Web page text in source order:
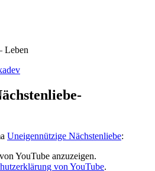
Leben
Uneigennützige Nächstenliebe:
YouTube anzuzeigen.
von YouTube.